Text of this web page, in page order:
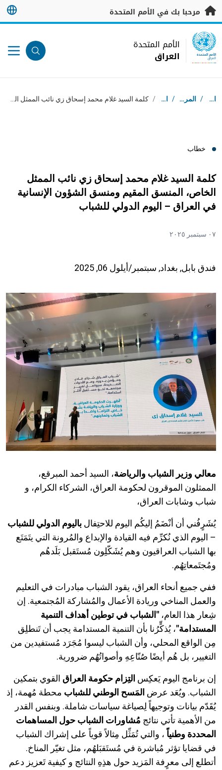
تخطى إلى المحتوى الرئيسي
مرحبا بك في الأمم المتحدة
UN Logo
الأمم المتحدة
العراق
الأمم المتحدة
العراق
مسار التنقل
استقبال / المركز الإعلامي / الخطب /
خطاب
كلمة السيد غلام محمد إسحاق زي نائب الممثل
الخاص، المنسق المقيم ومنسق الشؤون الإنسانية
في العراق – اليوم الدولي للشباب
٠٧ سبتمبر ٢٠٢٥
فندق بابل, بغداد, سبتمبر/أيلول 06, 2025
معالي وزير الشباب والرياضة، السيد أحمد المبرقع،
الممثلون الموقرون لحكومة العراق، الشركاء الكرام، و
شباب وشابات العراق،
يُشَرٍفُني أن أنْضَمُ إليكُم اليوم للاحتِفال باليوم الدولي للشباب
– اليوم الذي نُكرِّم فيه القيادة والإبداع والمُرونة التي يتَمَتَع
بها الشباب العراقيون وهم يُشَكّلِون مُستَقبل بَلَدهُم
ومُجتَمعاتِهُم.
ففي جميع أنحاء العراق، يقود الشباب مبادرات في التعليم
والعمل المناخي وريادة الأعمال والمُشاركة المُجتمعية. إن
شِعار هذا العام، "الشباب في توطين أهداف التنمية
المستدامة"، يُذكٍّرُنا بأن التنمية المستدامة يجب أن تَنطلِق
مِن الواقع المحلي، وأن الشباب ليسوا مُجَرَد مُستفيدين من
التغيير، بل هُم أيضًا صُنّاعِهِ وأصواتُهُم ضرورية.
إن برنامج اليوم يَعكِس التِزام حكومة العراق القوي بتمكين
الشباب. ويُعَد عرض المَسح الوطني للشباب محطة مُهمة، إذ
يُقَدّم بيانات وتوجيهاً لِصياغة سياسات شاملة. وبنفس القدر
من الأهمية تأتي نتائج مُشاورات الشباب حول المساهمات
المحددة وطنياً ، والتي تُمَثِّل مِثالاً قوياً على إشراك الشباب
في قضايا تؤثر مُباشرة في مُستَقبَلهُم، مثل تغيّر المناخ.
أتطلع إلى معرٍفة المَزيد حول هذِهِ النتائج و كيفية تَعزيز دعم